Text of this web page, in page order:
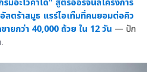
มอะโวคาโด" สูตรออริจินัลโครงการ
ลตร้าสมูธ แรร์ไอเท็มที่คนยอมต่อคิว
ายกว่า 40,000 ถ้วย ใน 12 วัน — ปัก